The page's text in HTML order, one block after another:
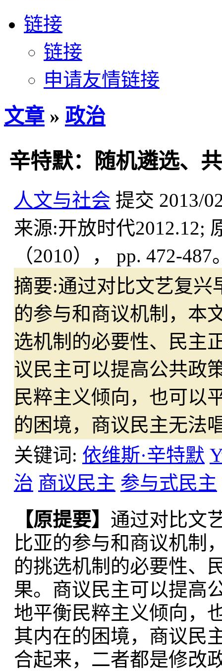
链接
链接
申请友情链接
文章 » 政治
辛特默：随机遴选、
人文与社会 提交 2013/
来源:开放时代2012.12;
（2010）， pp. 472-487
摘要:通过对比文艺复兴
的参与和商议机制，本
选机制的必要性、民主
议民主可以提高公共政
民粹主义倾向，也可以
的困境，商议民主无法
关键词: 依维斯·辛特默
治 商议民主 参与式民主
【原提要】 通过对比文
比亚的参与和商议机制
的挑选机制的必要性、
果。商议民主可以提高
地平衡民粹主义倾向，
其内在的困境，商议民
合起来，二者都是修改